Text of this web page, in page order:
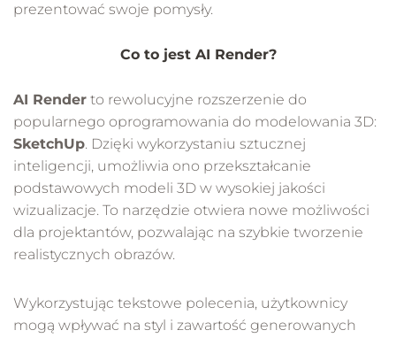
prezentować swoje pomysły.
Co to jest AI Render?
AI Render to rewolucyjne rozszerzenie do
popularnego oprogramowania do modelowania 3D:
SketchUp. Dzięki wykorzystaniu sztucznej
inteligencji, umożliwia ono przekształcanie
podstawowych modeli 3D w wysokiej jakości
wizualizacje. To narzędzie otwiera nowe możliwości
dla projektantów, pozwalając na szybkie tworzenie
realistycznych obrazów.
Wykorzystując tekstowe polecenia, użytkownicy
mogą wpływać na styl i zawartość generowanych